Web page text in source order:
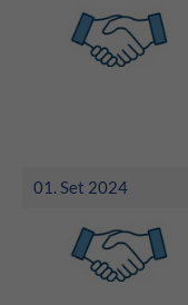
01. Set 2024